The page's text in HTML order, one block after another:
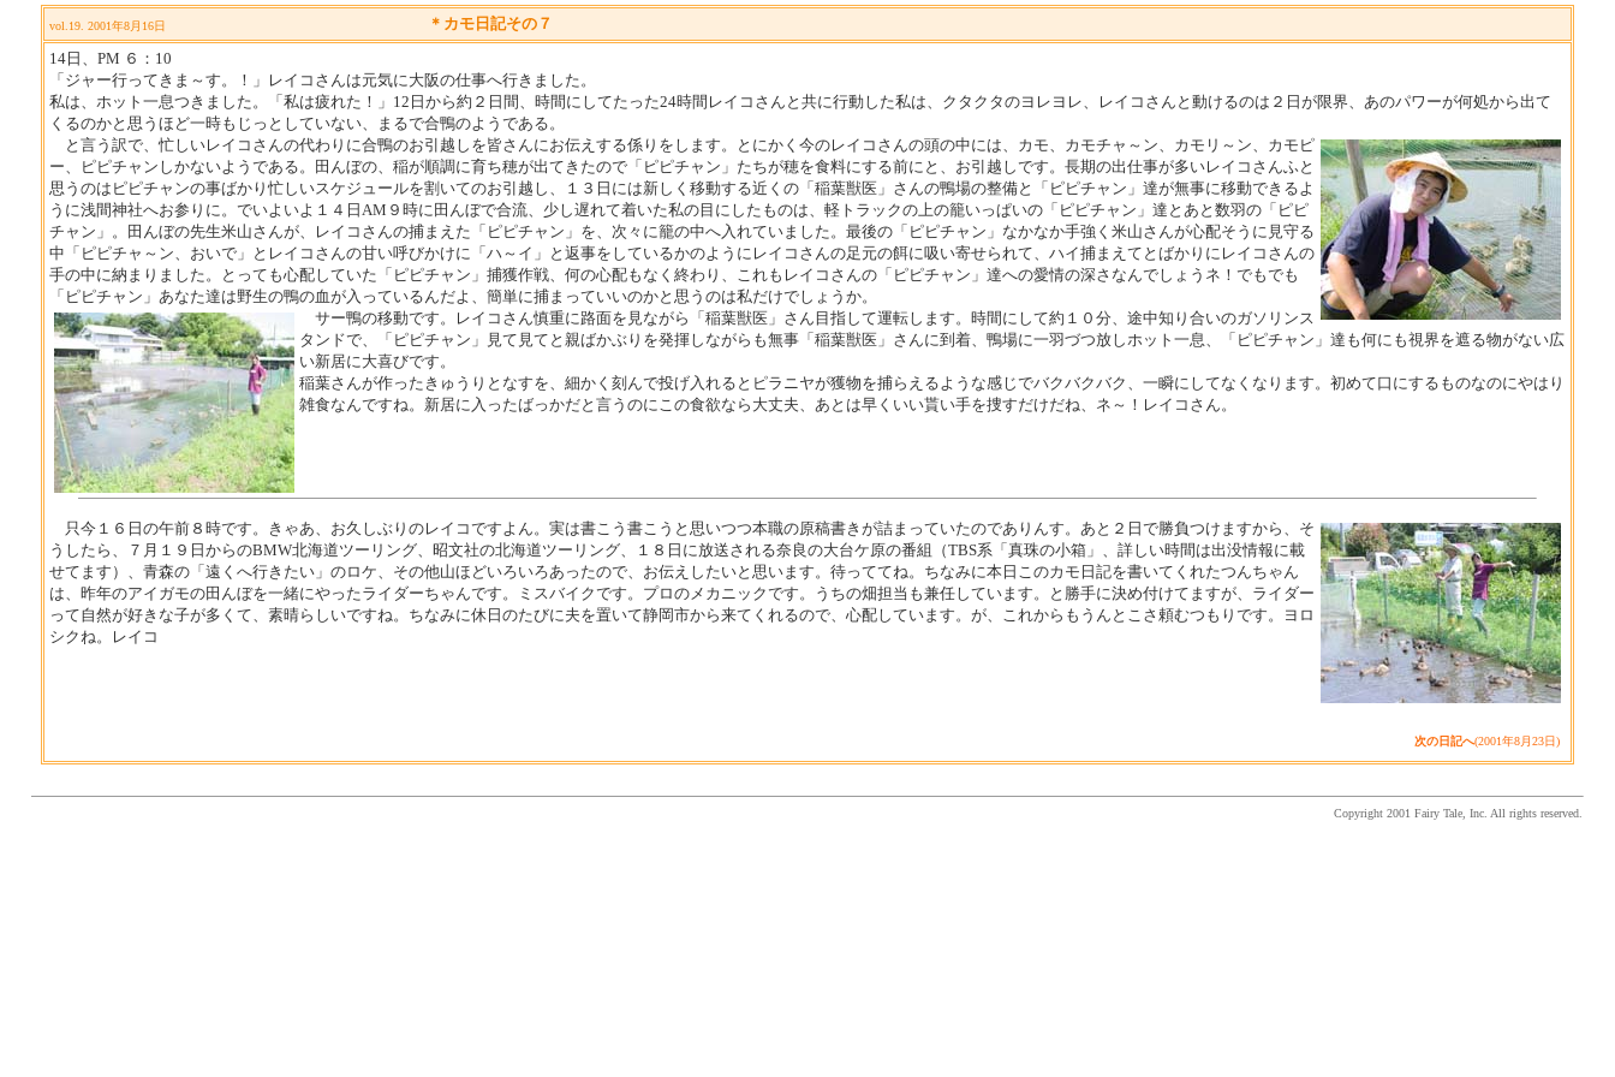
vol.19. 2001年8月16日
＊カモ日記その７
14日、PM ６：10
「ジャー行ってきま～す。！」レイコさんは元気に大阪の仕事へ行きました。
私は、ホット一息つきました。「私は疲れた！」12日から約２日間、時間にしてたった24時間レイコさんと共に行動した私は、クタクタのヨレヨレ、レイコさんと動けるのは２日が限界、あのパワーが何処から出て
くるのかと思うほど一時もじっとしていない、まるで合鴨のようである。
と言う訳で、忙しいレイコさんの代わりに合鴨のお引越しを皆さんにお伝えする係りをします。とにかく今のレイコさんの頭の中には、カモ、カモチャ～ン、カモリ～ン、カモピ
ー、ピピチャンしかないようである。田んぼの、稲が順調に育ち穂が出てきたので「ピピチャン」たちが穂を食料にする前にと、お引越しです。長期の出仕事が多いレイコさんふと
思うのはピピチャンの事ばかり忙しいスケジュールを割いてのお引越し、１３日には新しく移動する近くの「稲葉獣医」さんの鴨場の整備と「ピピチャン」達が無事に移動できるよ
うに浅間神社へお参りに。でいよいよ１４日AM９時に田んぼで合流、少し遅れて着いた私の目にしたものは、軽トラックの上の籠いっぱいの「ピピチャン」達とあと数羽の「ピピ
チャン」。田んぼの先生米山さんが、レイコさんの捕まえた「ピピチャン」を、次々に籠の中へ入れていました。最後の「ピピチャン」なかなか手強く米山さんが心配そうに見守る
中「ピピチャ～ン、おいで」とレイコさんの甘い呼びかけに「ハ～イ」と返事をしているかのようにレイコさんの足元の餌に吸い寄せられて、ハイ捕まえてとばかりにレイコさんの
手の中に納まりました。とっても心配していた「ピピチャン」捕獲作戦、何の心配もなく終わり、これもレイコさんの「ピピチャン」達への愛情の深さなんでしょうネ！でもでも
「ピピチャン」あなた達は野生の鴨の血が入っているんだよ、簡単に捕まっていいのかと思うのは私だけでしょうか。
サー鴨の移動です。レイコさん慎重に路面を見ながら「稲葉獣医」さん目指して運転します。時間にして約１０分、途中知り合いのガソリンス
タンドで、「ピピチャン」見て見てと親ばかぶりを発揮しながらも無事「稲葉獣医」さんに到着、鴨場に一羽づつ放しホット一息、「ピピチャン」達も何にも視界を遮る物がない広
い新居に大喜びです。
稲葉さんが作ったきゅうりとなすを、細かく刻んで投げ入れるとピラニヤが獲物を捕らえるような感じでバクバクバク、一瞬にしてなくなります。初めて口にするものなのにやはり
雑食なんですね。新居に入ったばっかだと言うのにこの食欲なら大丈夫、あとは早くいい貰い手を捜すだけだね、ネ～！レイコさん。
只今１６日の午前８時です。きゃあ、お久しぶりのレイコですよん。実は書こう書こうと思いつつ本職の原稿書きが詰まっていたのでありんす。あと２日で勝負つけますから、そ
うしたら、７月１９日からのBMW北海道ツーリング、昭文社の北海道ツーリング、１８日に放送される奈良の大台ケ原の番組（TBS系「真珠の小箱」、詳しい時間は出没情報に載
せてます）、青森の「遠くへ行きたい」のロケ、その他山ほどいろいろあったので、お伝えしたいと思います。待っててね。ちなみに本日このカモ日記を書いてくれたつんちゃん
は、昨年のアイガモの田んぼを一緒にやったライダーちゃんです。ミスバイクです。プロのメカニックです。うちの畑担当も兼任しています。と勝手に決め付けてますが、ライダー
って自然が好きな子が多くて、素晴らしいですね。ちなみに休日のたびに夫を置いて静岡市から来てくれるので、心配しています。が、これからもうんとこさ頼むつもりです。ヨロ
シクね。レイコ
次の日記へ(2001年8月23日)
Copyright 2001 Fairy Tale, Inc. All rights reserved.